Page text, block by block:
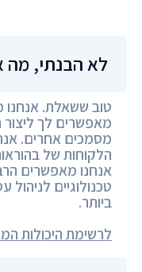
לא הבנתי, מה
טוב ששאלת. אנחנו
מאפשרים לך
מסמכים אחרים.
הלקוחות של
אנחנו מאפשרים
טכנולוגיים לניהול
ביותר.
לרשימת היכולות